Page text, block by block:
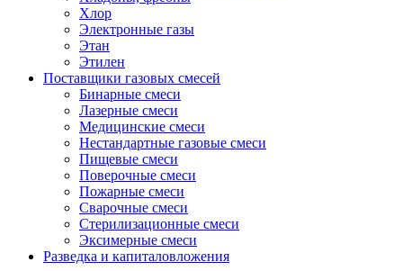
Хлор
Электронные газы
Этан
Этилен
Поставщики газовых смесей
Бинарные смеси
Лазерные смеси
Медицинские смеси
Нестандартные газовые смеси
Пищевые смеси
Поверочные смеси
Пожарные смеси
Сварочные смеси
Стерилизационные смеси
Эксимерные смеси
Разведка и капиталовложения